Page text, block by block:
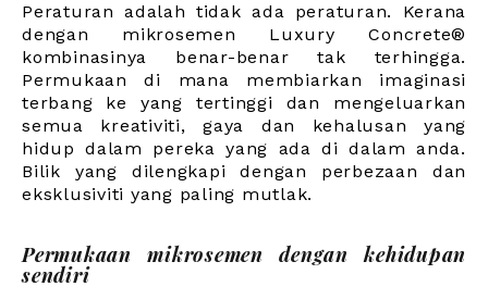
Peraturan adalah tidak ada peraturan. Kerana
dengan mikrosemen Luxury Concrete®
kombinasinya benar-benar tak terhingga.
Permukaan di mana membiarkan imaginasi
terbang ke yang tertinggi dan mengeluarkan
semua kreativiti, gaya dan kehalusan yang
hidup dalam pereka yang ada di dalam anda.
Bilik yang dilengkapi dengan perbezaan dan
eksklusiviti yang paling mutlak.
Permukaan mikrosemen dengan kehidupan
sendiri